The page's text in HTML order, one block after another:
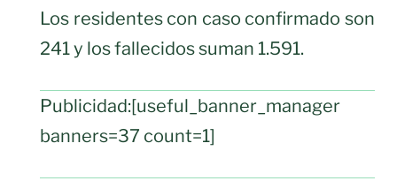
Los residentes con caso confirmado son
241 y los fallecidos suman 1.591.
Publicidad:[useful_banner_manager
banners=37 count=1]